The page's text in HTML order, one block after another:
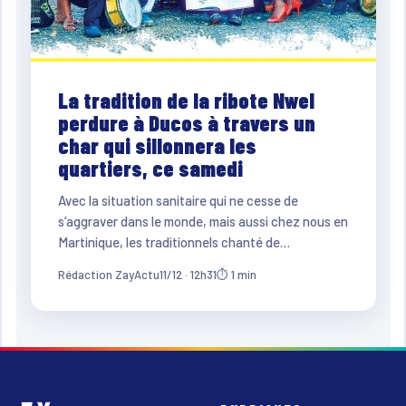
La tradition de la ribote Nwel
perdure à Ducos à travers un
char qui sillonnera les
quartiers, ce samedi
Avec la situation sanitaire qui ne cesse de
s’aggraver dans le monde, mais aussi chez nous en
Martinique, les traditionnels chanté de…
Rédaction ZayActu11/12 · 12h31⏱ 1 min